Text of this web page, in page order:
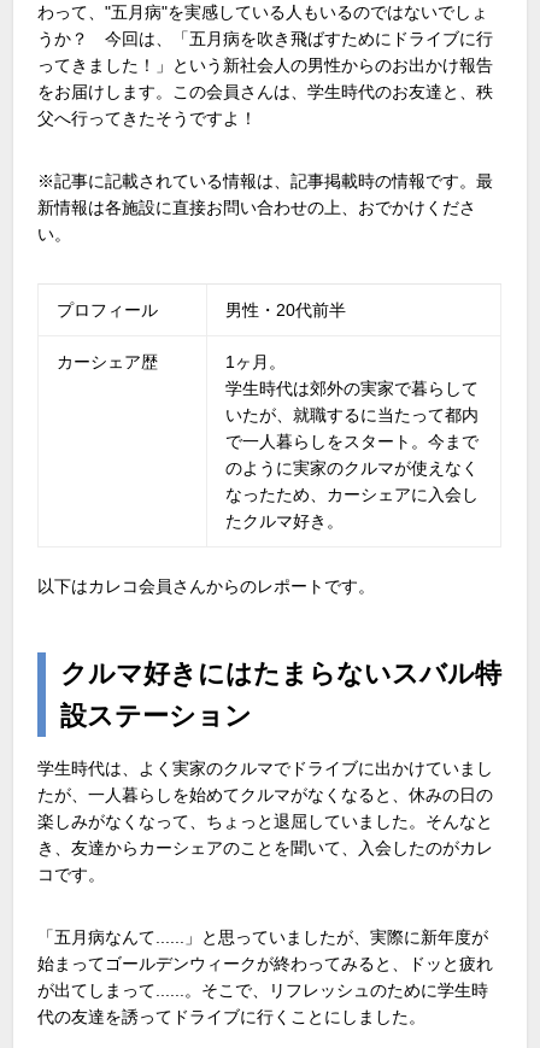
わって、"五月病"を実感している人もいるのではないでしょ
うか？ 今回は、「五月病を吹き飛ばすためにドライブに行
ってきました！」という新社会人の男性からのお出かけ報告
をお届けします。この会員さんは、学生時代のお友達と、秩
父へ行ってきたそうですよ！
※記事に記載されている情報は、記事掲載時の情報です。最
新情報は各施設に直接お問い合わせの上、おでかけくださ
い。
プロフィール 男性・20代前半
カーシェア歴
1ヶ月。
学生時代は郊外の実家で暮らして
いたが、就職するに当たって都内
で一人暮らしをスタート。今まで
のように実家のクルマが使えなく
なったため、カーシェアに入会し
たクルマ好き。
以下はカレコ会員さんからのレポートです。
クルマ好きにはたまらないスバル特
設ステーション
学生時代は、よく実家のクルマでドライブに出かけていまし
たが、一人暮らしを始めてクルマがなくなると、休みの日の
楽しみがなくなって、ちょっと退屈していました。そんなと
き、友達からカーシェアのことを聞いて、入会したのがカレ
コです。
「五月病なんて......」と思っていましたが、実際に新年度が
始まってゴールデンウィークが終わってみると、ドッと疲れ
が出てしまって......。そこで、リフレッシュのために学生時
代の友達を誘ってドライブに行くことにしました。